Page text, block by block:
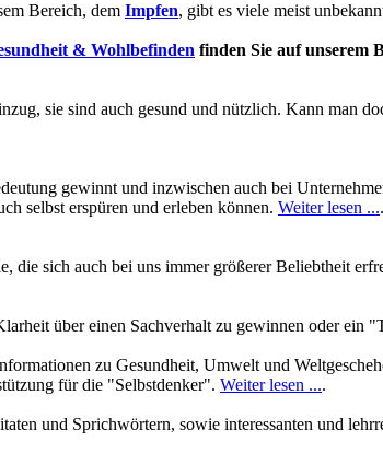
Bereich, dem Impfen, gibt es viele meist
& Wohlbefinden finden Sie auf unserem
sie sind auch gesund und nützlich. Kann man
gewinnt und inzwischen auch bei
selbst erspüren und erleben können. Weiter lesen ....
die sich auch bei uns immer größerer Beliebtheit
über einen Sachverhalt zu gewinnen oder ein
zu Gesundheit, Umwelt und
für die "Selbstdenker". Weiter lesen ....
und Sprichwörtern, sowie interessanten und